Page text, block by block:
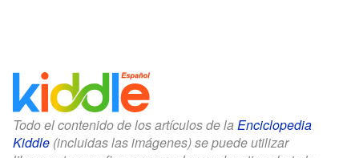
Todo el contenido de los artículos de la Enciclopedia
Kiddle (incluidas las imágenes) se puede utilizar